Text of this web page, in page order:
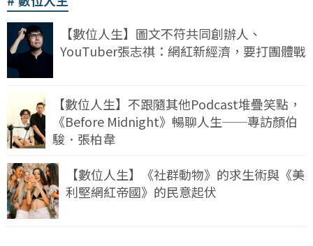
【數位人生】圖文不符共同創辦人、
YouTuber張志祺：網紅新經濟，要打團體戰
【數位人生】不跟隨其他Podcast堆疊笑點，
《Before Midnight》暢聊人生──專訪顏伯
駿．張柏韋
【數位人生】《社群動物》的求生術與《美
利堅網紅帝國》的民意起伏